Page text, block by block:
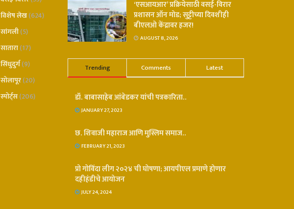
विशेष लेख(624)
सांगली(5)
सातारा(17)
सिंधुदुर्ग(9)
सोलापूर(20)
स्पोर्ट्स(206)
‘एसआयआर’ प्रक्रियेसाठी वसई-विरार
प्रशासन ऑन मोड; सुट्टीच्या दिवशीही
बीएलओ केंद्रावर हजर!
AUGUST 8, 2026
Trending Comments Latest
डॉ. बाबासाहेब आंबेडकर यांची पत्रकारिता..
JANUARY 27, 2023
छ. शिवाजी महाराज आणि मुस्लिम समाज..
FEBRUARY 21, 2023
प्रो गोविंदा लीग २०२४ ची घोषणा; आयपीएल प्रमाणे होणार
दहीहंडीचे आयोजन
JULY 24, 2024